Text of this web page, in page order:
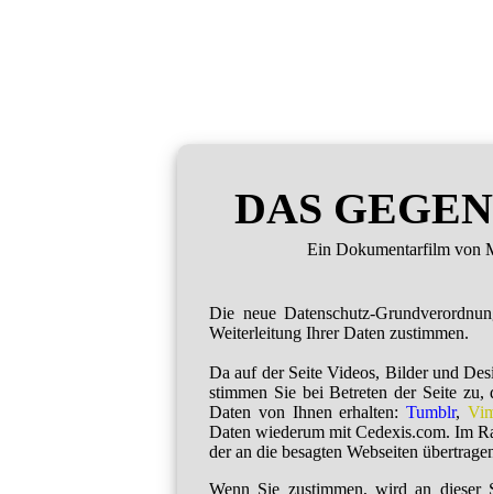
DAS
Ein Dokumentarfilm von
Die neue Datenschutz-
Weiterleitung Ihrer Daten zustimmen.
Da auf der Seite Videos, Bilder und
stimmen Sie bei Betreten der Seite zu,
Daten von Ihnen erhalten:Tumblr,
Daten wiederum mit Cedexis.com. Im
der an die besagten Webseiten
Wenn Sie zustimmen, wird an dieser